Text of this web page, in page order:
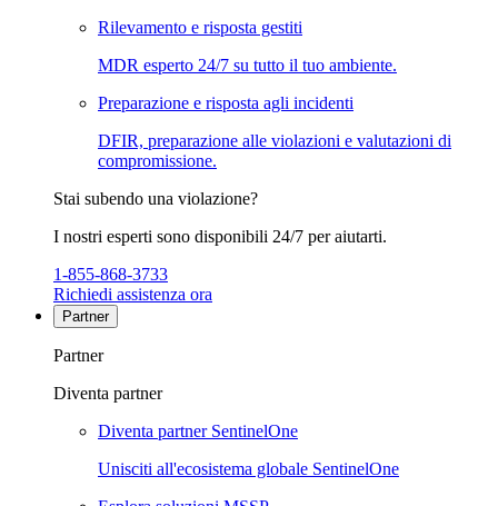
Rilevamento e risposta gestiti
MDR esperto 24/7 su tutto il tuo ambiente.
Preparazione e risposta agli incidenti
DFIR, preparazione alle violazioni e valutazioni di
compromissione.
Stai subendo una violazione?
I nostri esperti sono disponibili 24/7 per aiutarti.
1-855-868-3733
Richiedi assistenza ora
Partner
Partner
Diventa partner
Diventa partner SentinelOne
Unisciti all'ecosistema globale SentinelOne